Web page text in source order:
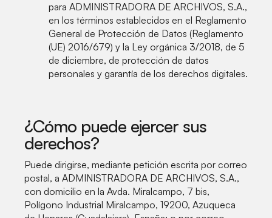
para ADMINISTRADORA DE ARCHIVOS, S.A.,
en los términos establecidos en el Reglamento
General de Protección de Datos (Reglamento
(UE) 2016/679) y la Ley orgánica 3/2018, de 5
de diciembre, de protección de datos
personales y garantía de los derechos digitales.
¿Cómo puede ejercer sus
derechos?
Puede dirigirse, mediante petición escrita por correo
postal, a ADMINISTRADORA DE ARCHIVOS, S.A.,
con domicilio en la Avda. Miralcampo, 7 bis,
Polígono Industrial Miralcampo, 19200, Azuqueca